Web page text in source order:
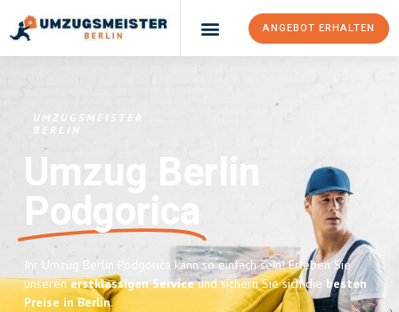
ANGEBOT ERHALTEN
UMZUGSMEISTER
BERLIN
Umzug Berlin
Podgorica
Ihr Umzug Berlin Podgorica kann so einfach sein! Erleben Sie
unserenerstklassigen Serviceund sichern Sie sich die besten
Preise in Berlin.